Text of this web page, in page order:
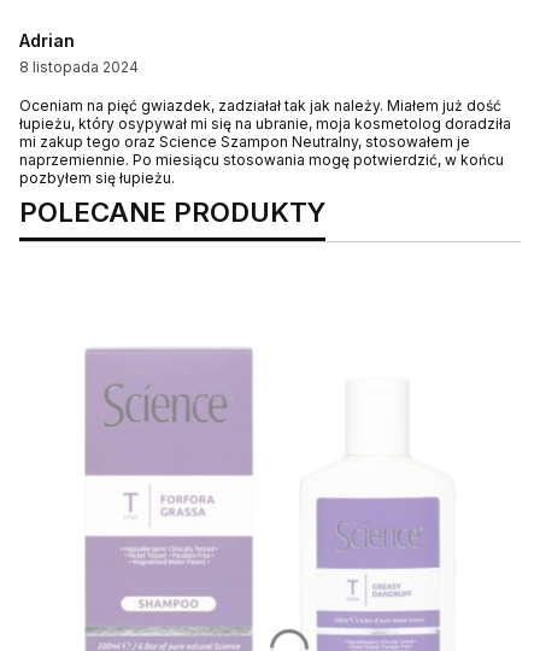
Adrian
8 listopada 2024
Oceniam na pięć gwiazdek, zadziałał tak jak należy. Miałem już dość
łupieżu, który osypywał mi się na ubranie, moja kosmetolog doradziła
mi zakup tego oraz Science Szampon Neutralny, stosowałem je
naprzemiennie. Po miesiącu stosowania mogę potwierdzić, w końcu
pozbyłem się łupieżu.
POLECANE PRODUKTY